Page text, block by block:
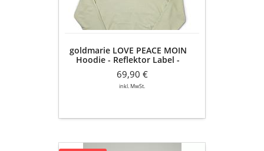
Reflektor
Label
grün
goldmarie LOVE PEACE MOIN
Hoodie - Reflektor Label -
pastell grün - Unisex
69,90 €
inkl. MwSt.